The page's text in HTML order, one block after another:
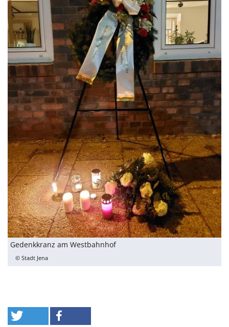
Gedenkkranz am Westbahnhof
© Stadt Jena